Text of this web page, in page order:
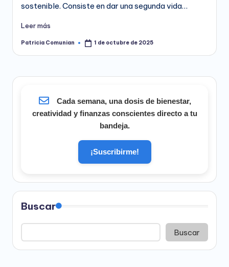
sostenible. Consiste en dar una segunda vida…
Leer más
Publicado
Patricia Comunian 1 de octubre de 2025
Cada semana, una dosis de bienestar,
creatividad y finanzas conscientes directo a tu
bandeja.
¡Suscribirme!
Buscar
Buscar